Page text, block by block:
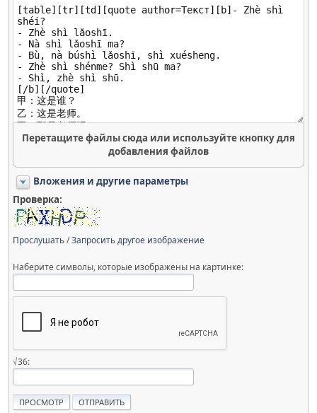
Перетащите файлы сюда или используйте кнопку для
добавления файлов
Вложения и другие параметры
Проверка:
Прослушать/Запросить другое изображение
Наберите символы, которые изображены на картинке:
√36: